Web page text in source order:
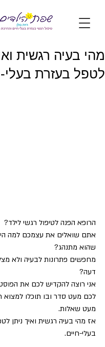
מהי בעיה רגשית
לטפל בעזרת בעלי-
הרופא הפנה לטיפול רגשי לילד?
אתם שואלים את עצמכם למה
שהוא מתנהג?
מחפשים פתרונות לבעיה ולא
דעה?
אני רוצה להקדיש לכם את
לכם מעט סדר ובו תוכלו למצוא
מעט שאלות.
אז מהי בעיה רגשית ואיך ניתן
בעלי-חיים.